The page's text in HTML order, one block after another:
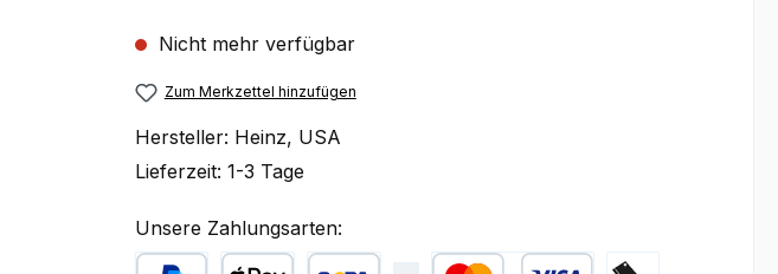
Nicht mehr verfügbar
Zum Merkzettel hinzufügen
Hersteller: Heinz, USA
Lieferzeit: 1-3 Tage
Unsere Zahlungsarten: